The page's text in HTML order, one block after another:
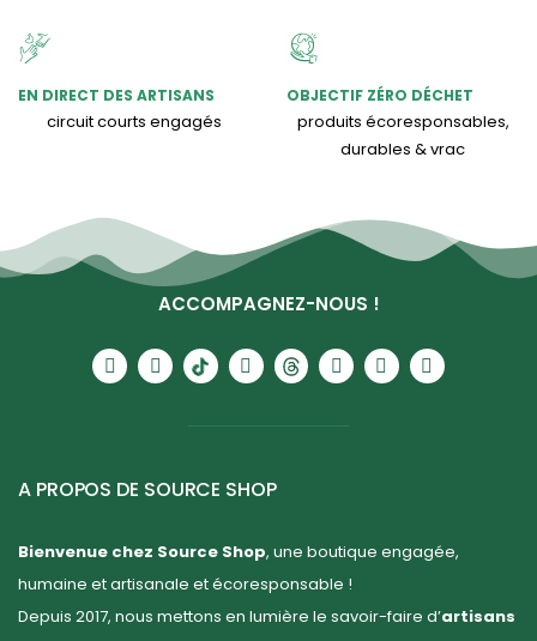
EN DIRECT DES ARTISANS
circuit courts engagés
OBJECTIF ZÉRO DÉCHET
produits écoresponsables,
durables & vrac
ACCOMPAGNEZ-NOUS !
A PROPOS DE SOURCE SHOP
Bienvenue chez Source Shop, une boutique engagée,
humaine et artisanale et écoresponsable !
Depuis 2017, nous mettons en lumière le savoir-faire d’artisans